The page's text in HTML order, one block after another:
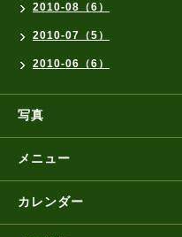
2010-08（6）
2010-07（5）
2010-06（6）
写真
メニュー
カレンダー